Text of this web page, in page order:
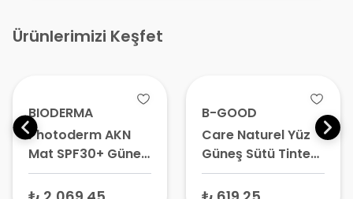
Ürünlerimizi Keşfet
BIODERMA
Photoderm AKN
Mat SPF30+ Güneş
Koruyucu Krem
150 ml – Yağlı
B-GOOD
Care Naturel Yüz
Güneş Sütü Tinted
Sun Fluid SPF50+
50 ml – Renkli